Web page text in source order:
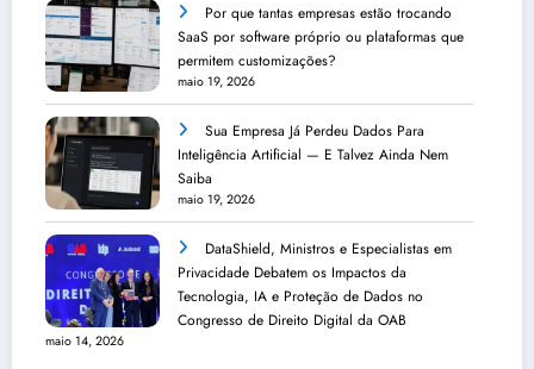
Por que tantas empresas estão trocando
SaaS por software próprio ou plataformas que
permitem customizações?
maio 19, 2026
Sua Empresa Já Perdeu Dados Para
Inteligência Artificial — E Talvez Ainda Nem
Saiba
maio 19, 2026
DataShield, Ministros e Especialistas em
Privacidade Debatem os Impactos da
Tecnologia, IA e Proteção de Dados no
Congresso de Direito Digital da OAB
maio 14, 2026